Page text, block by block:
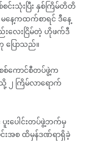
းသုံးပြီး နှစ်ကြိမ်တိတိ
ေ့ကထက်စာရင် ဒီနေ့
လေးငြိမ်တဲ့ ဟိုဖက်ဒီ
ပြောသည်။
စ်ကောင်စီတပ်ဖွဲ့က
၂ ကြိမ်လာရောက်
းပေါင်းတပ်ဖွဲ့ဘက်မှ
င်းအစ ထိမှန်ဒဏ်ရာရှိခဲ့